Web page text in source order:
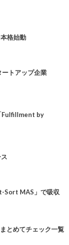
格始動
トアップ企業
Fulfillment by
Sort MAS」で吸収
とめてチェック一覧